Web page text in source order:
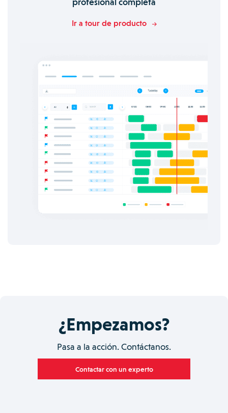
Ir a tour de producto
¿Empezamos?
Pasa a la acción. Contáctanos.
Contactar con un experto